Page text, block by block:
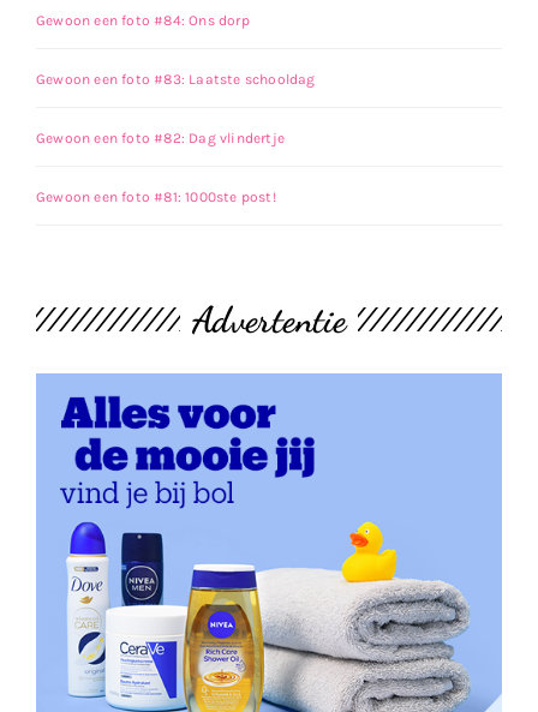
Gewoon een foto #84: Ons dorp
Gewoon een foto #83: Laatste schooldag
Gewoon een foto #82: Dag vlindertje
Gewoon een foto #81: 1000ste post!
Advertentie